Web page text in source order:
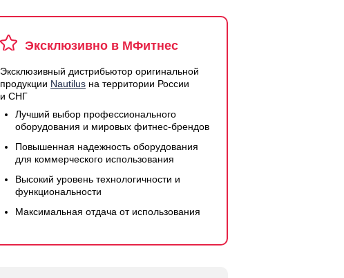
Эксклюзивно в МФитнес
Эксклюзивный дистрибьютор оригинальной
продукции Nautilus на территории России
и СНГ
Лучший выбор профессионального
оборудования и мировых фитнес-брендов
Повышенная надежность оборудования
для коммерческого использования
Высокий уровень технологичности и
функциональности
Максимальная отдача от использования